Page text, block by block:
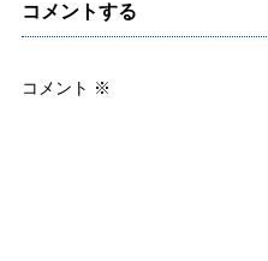
コメントする
コメント ※